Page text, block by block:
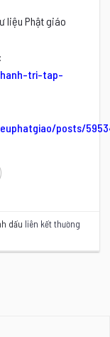
liệu Phật giáo
tri-tap-
posts/
dấu liên kết thường